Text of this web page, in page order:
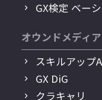
GX検定 ベー
オウンドメディア
スキルアップ
GX DiG
クラキャリ